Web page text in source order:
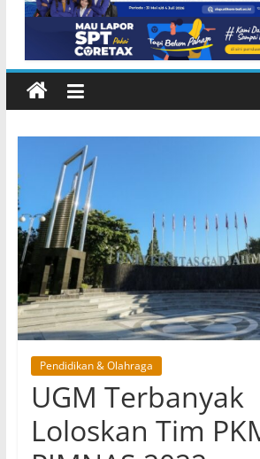
Pendidikan & Olahraga
UGM Terbanyak
Loloskan Tim